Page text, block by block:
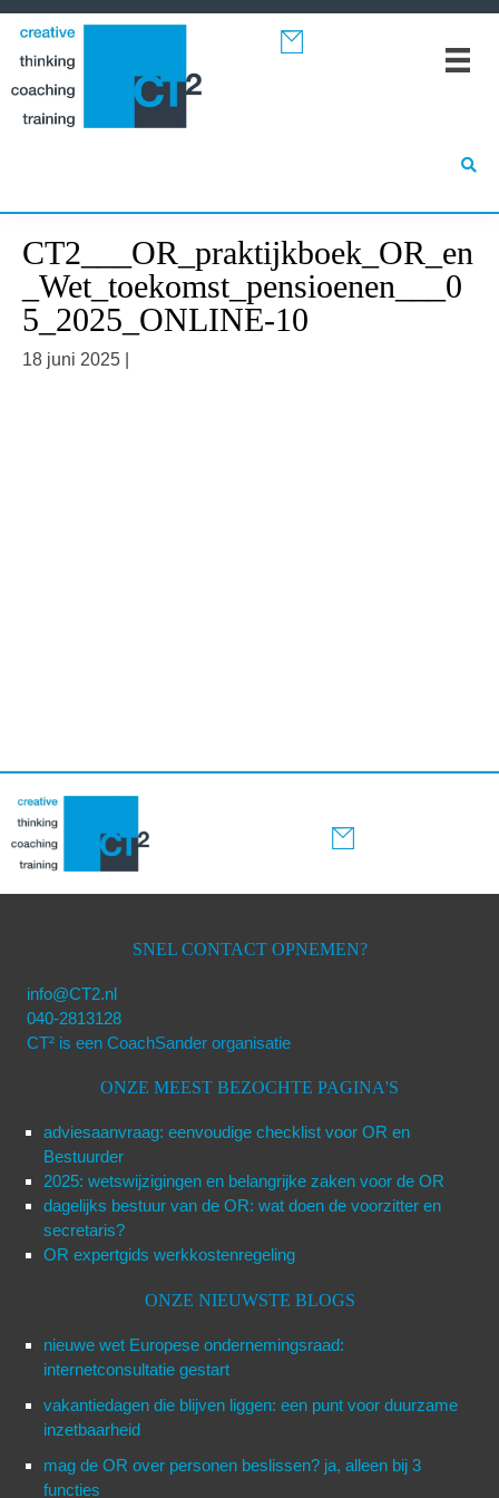
Spring
naar
hoofdnavigatie
Door
naar
Spring
naar
CT2___OR_praktijkboek_OR_en
_Wet_toekomst_pensioenen___0
5_2025_ONLINE-10
18 juni 2025
SNEL CONTACT OPNEMEN?
info@CT2.nl
040-2813128
CT² is een CoachSander organisatie
ONZE MEEST BEZOCHTE PAGINA'S
adviesaanvraag: eenvoudige checklist voor OR en
Bestuurder
2025: wetswijzigingen en belangrijke zaken voor de OR
dagelijks bestuur van de OR: wat doen de voorzitter en
secretaris?
OR expertgids werkkostenregeling
ONZE NIEUWSTE BLOGS
nieuwe wet Europese ondernemingsraad:
internetconsultatie gestart
vakantiedagen die blijven liggen: een punt voor duurzame
inzetbaarheid
mag de OR over personen beslissen? ja, alleen bij 3
functies